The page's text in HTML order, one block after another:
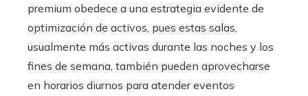
premium obedece a una estrategia evidente de
optimización de activos, pues estas salas,
usualmente más activas durante las noches y los
fines de semana, también pueden aprovecharse
en horarios diurnos para atender eventos